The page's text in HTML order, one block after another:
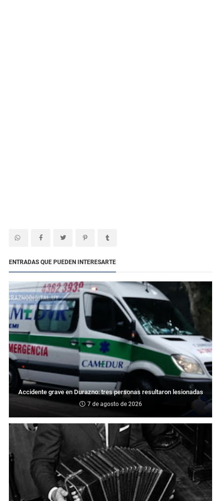
ENTRADAS QUE PUEDEN INTERESARTE
Accidente grave en Durazno: tres personas resultaron lesionadas
7 de agosto de 2026